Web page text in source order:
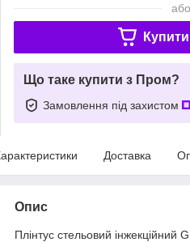
або
Що таке купити з Пром?
Замовлення під захистом
Доставка
Опис
Плінтус стельовий інжекційний